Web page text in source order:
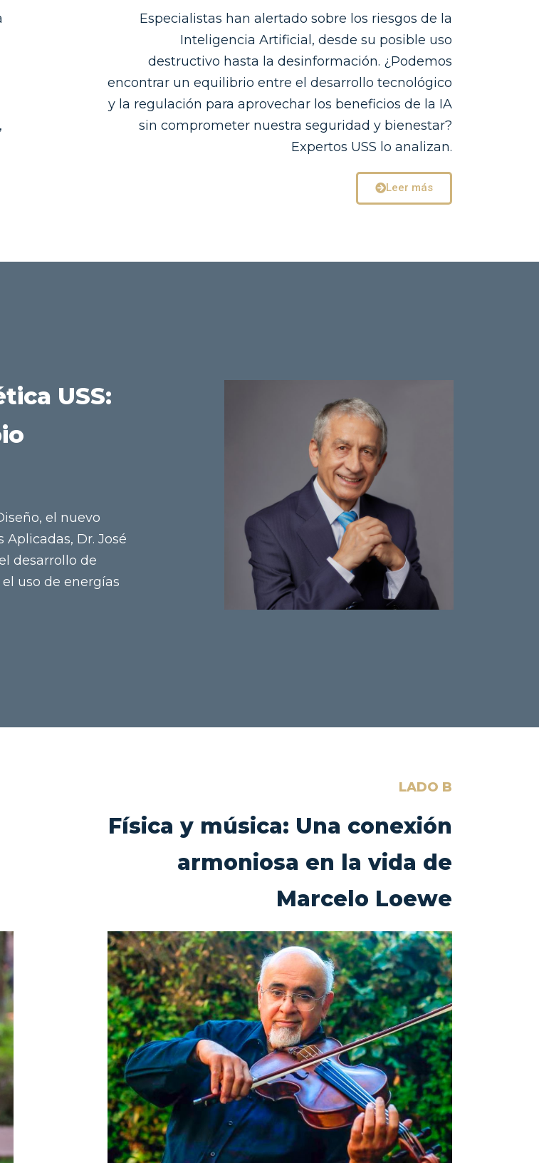
Especialistas han alertado sobre los riesgos de la
Inteligencia Artificial, desde su posible uso
destructivo hasta la desinformación. ¿Podemos
encontrar un equilibrio entre el desarrollo tecnológico
y la regulación para aprovechar los beneficios de la IA
sin comprometer nuestra seguridad y bienestar?
Expertos USS lo analizan.
Leer más
USS:
el nuevo
Dr. José
desarrollo de
uso de energías
LADO B
Física y música: Una conexión
armoniosa en la vida de
Marcelo Loewe